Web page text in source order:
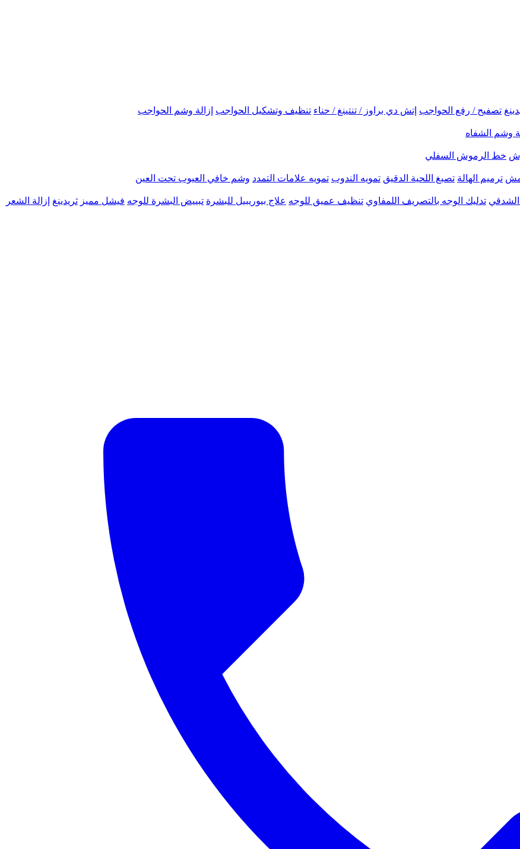
تصفيح / رفع الحواجب إتش دي براوز / تنتينغ / حناء تنظيف وتشكيل الحواجب إزالة وشم الحواجب
وشم الشفاه
خط الرموش السفلي
ترميم الهالة تصبغ اللحية الدقيق تمويه الندوب تمويه علامات التمدد وشم خافي العيوب تحت العين
الشدقي تدليك الوجه بالتصريف اللمفاوي تنظيف عميق للوجه علاج بيوريبيل للبشرة تبييض البشرة للوجه فيشل مميز ثريدينغ إزالة الشعر